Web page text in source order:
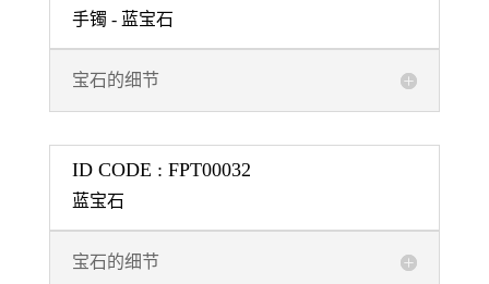
手镯 - 蓝宝石
宝石的细节
ID CODE : FPT00032
蓝宝石
宝石的细节